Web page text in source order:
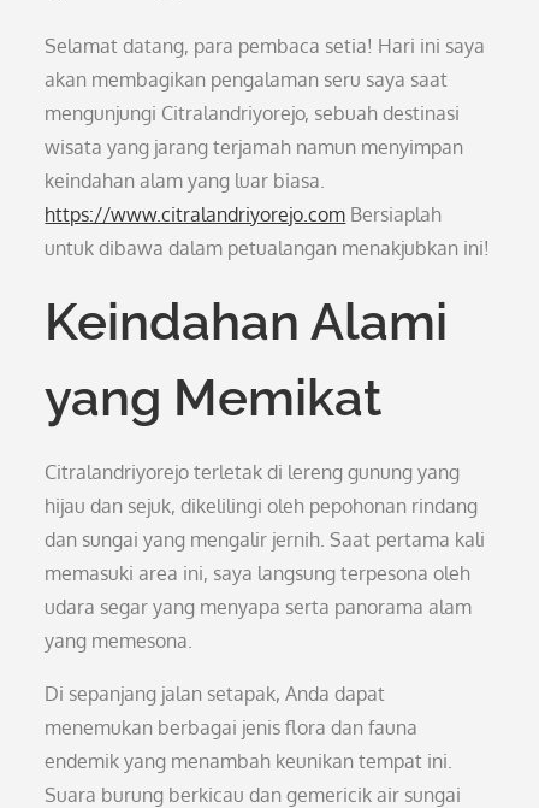
Selamat datang, para pembaca setia! Hari ini saya
akan membagikan pengalaman seru saya saat
mengunjungi Citralandriyorejo, sebuah destinasi
wisata yang jarang terjamah namun menyimpan
keindahan alam yang luar biasa.
https://www.citralandriyorejo.com Bersiaplah
untuk dibawa dalam petualangan menakjubkan ini!
Keindahan Alami
yang Memikat
Citralandriyorejo terletak di lereng gunung yang
hijau dan sejuk, dikelilingi oleh pepohonan rindang
dan sungai yang mengalir jernih. Saat pertama kali
memasuki area ini, saya langsung terpesona oleh
udara segar yang menyapa serta panorama alam
yang memesona.
Di sepanjang jalan setapak, Anda dapat
menemukan berbagai jenis flora dan fauna
endemik yang menambah keunikan tempat ini.
Suara burung berkicau dan gemericik air sungai